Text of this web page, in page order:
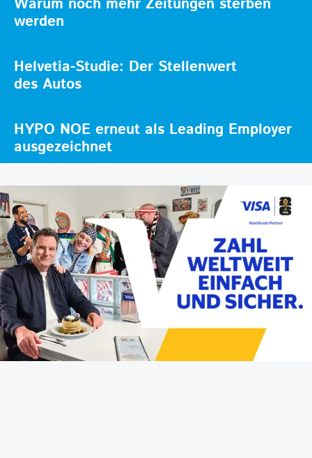
werden
Helvetia-Studie: Der Stellenwert
des Autos
HYPO NOE erneut als Leading Employer
ausgezeichnet